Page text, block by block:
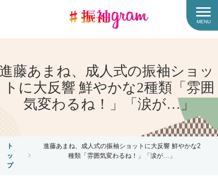
MENU
藤あまね、成人式の振袖ショッ
トに大反響 鮮やかな2種類「雰囲
気変わるね！」「涙が…」
ト
ッ
プ
進藤あまね、成人式の振袖ショットに大反響 鮮やかな2
種類「雰囲気変わるね！」「涙が…」